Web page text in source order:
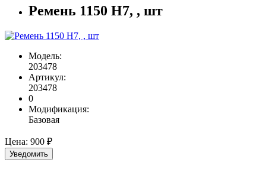
Ремень 1150 Н7, , шт
Модель:
203478
Артикул:
203478
0
Модификация:
Базовая
Цена: 900 ₽
Уведомить